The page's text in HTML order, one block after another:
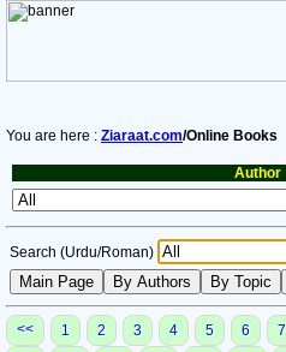
You are here : Ziaraat.com/Online Books
Author
Search (Urdu/Roman)
<< 1 2 3 4 5 6 7